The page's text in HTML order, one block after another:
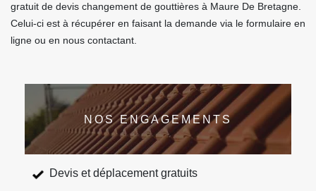
gratuit de devis changement de gouttières à Maure De Bretagne.
Celui-ci est à récupérer en faisant la demande via le formulaire en
ligne ou en nous contactant.
NOS ENGAGEMENTS
Devis et déplacement gratuits